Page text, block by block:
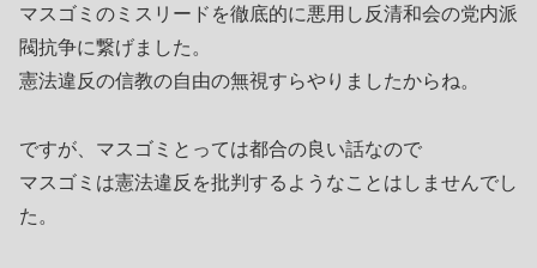
マスゴミのミスリードを徹底的に悪用し反清和会の党内派
閥抗争に繋げました。
憲法違反の信教の自由の無視すらやりましたからね。
ですが、マスゴミとっては都合の良い話なので
マスゴミは憲法違反を批判するようなことはしませんでし
た。